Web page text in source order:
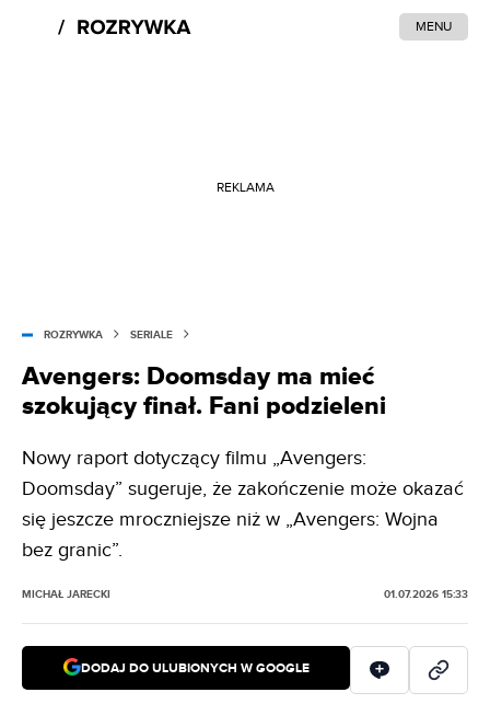
MENU
REKLAMA
ROZRYWKA SERIALE
Avengers: Doomsday ma mieć
szokujący finał. Fani podzieleni
Nowy raport dotyczący filmu „Avengers:
Doomsday” sugeruje, że zakończenie może okazać
się jeszcze mroczniejsze niż w „Avengers: Wojna
bez granic”.
MICHAŁ JARECKI 01.07.2026 15:33
DODAJ DO ULUBIONYCH W GOOGLE